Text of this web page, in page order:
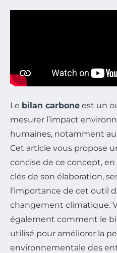
Le bilan carbone est un
mesurer l’impact
humaines, notamment
Cet article vous propose
concise de ce concept,
clés de son élaboration,
l’importance de cet outil
changement climatique.
également comment le
utilisé pour améliorer la
environnementale des